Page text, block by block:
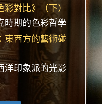
彩對比》（下）
時期的色彩哲學
東西方的藝術碰
洋印象派的光影